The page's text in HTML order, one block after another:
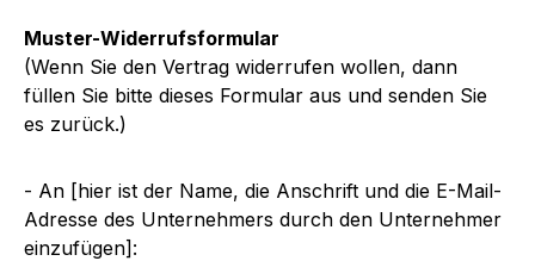
Muster-Widerrufsformular
(Wenn Sie den Vertrag widerrufen wollen, dann
füllen Sie bitte dieses Formular aus und senden Sie
es zurück.)
- An [hier ist der Name, die Anschrift und die E-Mail-
Adresse des Unternehmers durch den Unternehmer
einzufügen]: